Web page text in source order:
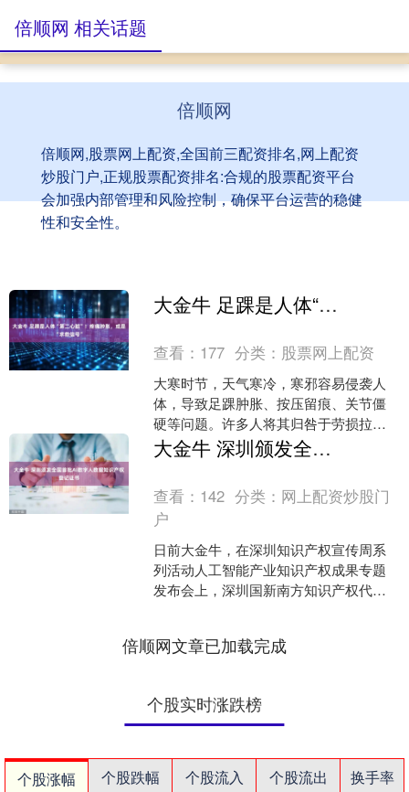
倍顺网
倍顺网,股票网上配资,全国前三配资排名,网上配资
炒股门户,正规股票配资排名:合规的股票配资平台
会加强内部管理和风险控制，确保平台运营的稳健
性和安全性。
倍顺网 相关话题
大金牛 足踝是人体“第二心脏”！疼痛肿胀，或是“求救信号”
查看： 177 分类： 股票网上配资
大寒时节，天气寒冷，寒邪容易侵袭人
体，导致足踝肿胀、按压留痕、关节僵
硬等问题。许多人将其归咎于劳损拉
伤，觉得忍忍就好，其实足踝连通经络
气血、关联脏腑，不能大意。....
大金牛 深圳颁发全国首批AI数字人数据知识产权登记证书
查看： 142 分类： 网上配资炒股门
户
日前大金牛，在深圳知识产权宣传周系
列活动人工智能产业知识产权成果专题
发布会上，深圳国新南方知识产权代理
倍顺网文章已加载完成
个股实时涨跌榜
个股涨幅 个股跌幅 个股流入 个股流出
换手率